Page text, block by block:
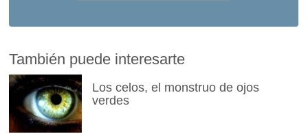
También puede interesarte
Los celos, el monstruo de ojos
verdes